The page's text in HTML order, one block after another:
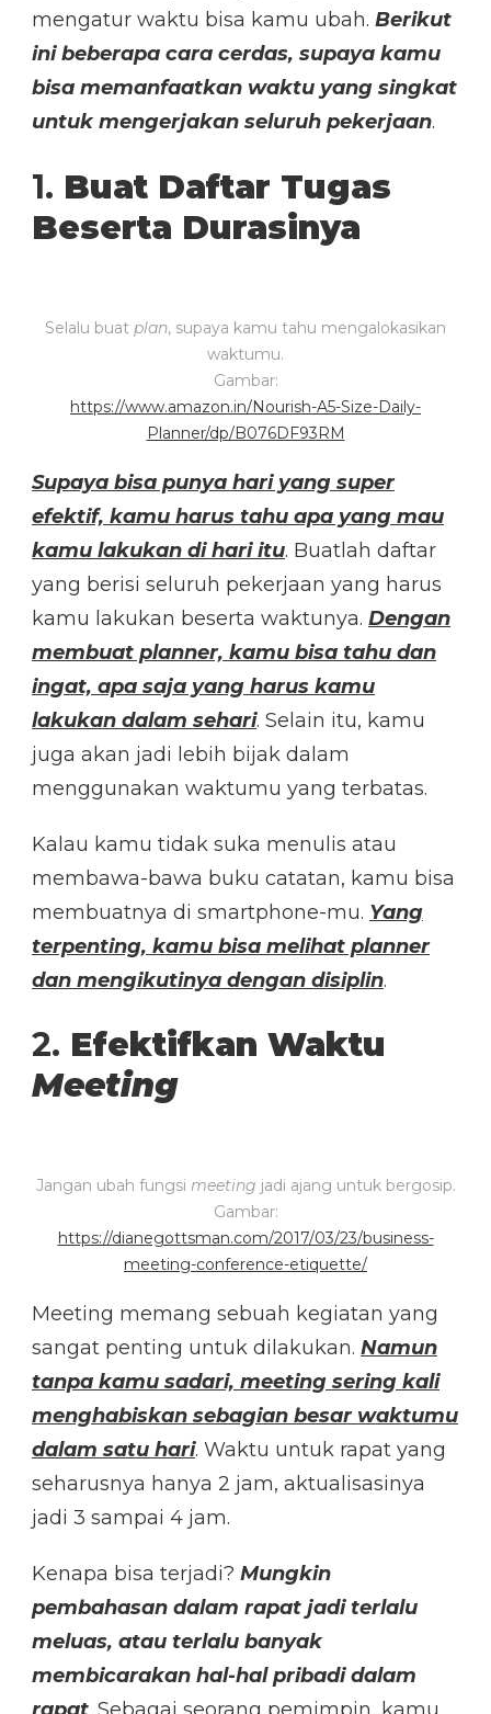
mengatur waktu bisa kamu ubah. Berikut
ini beberapa cara cerdas, supaya kamu
bisa memanfaatkan waktu yang singkat
untuk mengerjakan seluruh pekerjaan.
1. Buat Daftar Tugas
Beserta Durasinya
Selalu buat plan, supaya kamu tahu mengalokasikan
waktumu.
Gambar:
https://www.amazon.in/Nourish-A5-Size-Daily-
Planner/dp/B076DF93RM
Supaya bisa punya hari yang super
efektif, kamu harus tahu apa yang mau
kamu lakukan di hari itu. Buatlah daftar
yang berisi seluruh pekerjaan yang harus
kamu lakukan beserta waktunya. Dengan
membuat planner, kamu bisa tahu dan
ingat, apa saja yang harus kamu
lakukan dalam sehari. Selain itu, kamu
juga akan jadi lebih bijak dalam
menggunakan waktumu yang terbatas.
Kalau kamu tidak suka menulis atau
membawa-bawa buku catatan, kamu bisa
membuatnya di smartphone-mu. Yang
terpenting, kamu bisa melihat planner
dan mengikutinya dengan disiplin.
2. Efektifkan Waktu
Meeting
Jangan ubah fungsi meeting jadi ajang untuk bergosip.
Gambar:
https://dianegottsman.com/2017/03/23/business-
meeting-conference-etiquette/
Meeting memang sebuah kegiatan yang
sangat penting untuk dilakukan. Namun
tanpa kamu sadari, meeting sering kali
menghabiskan sebagian besar waktumu
dalam satu hari. Waktu untuk rapat yang
seharusnya hanya 2 jam, aktualisasinya
jadi 3 sampai 4 jam.
Kenapa bisa terjadi? Mungkin
pembahasan dalam rapat jadi terlalu
meluas, atau terlalu banyak
membicarakan hal-hal pribadi dalam